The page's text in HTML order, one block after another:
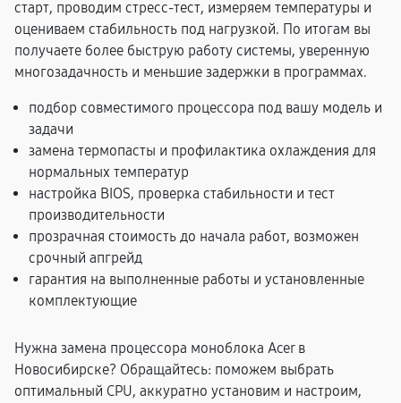
старт, проводим стресс-тест, измеряем температуры и
оцениваем стабильность под нагрузкой. По итогам вы
получаете более быструю работу системы, уверенную
многозадачность и меньшие задержки в программах.
подбор совместимого процессора под вашу модель и
задачи
замена термопасты и профилактика охлаждения для
нормальных температур
настройка BIOS, проверка стабильности и тест
производительности
прозрачная стоимость до начала работ, возможен
срочный апгрейд
гарантия на выполненные работы и установленные
комплектующие
Нужна замена процессора моноблока Acer в
Новосибирске? Обращайтесь: поможем выбрать
оптимальный CPU, аккуратно установим и настроим,